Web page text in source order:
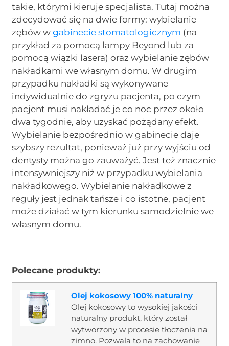
takie, którymi kieruje specjalista. Tutaj można
zdecydować się na dwie formy: wybielanie
zębów wgabinecie stomatologicznym (na
przykład za pomocą lampy Beyond lub za
pomocą wiązki lasera) oraz wybielanie zębów
nakładkami we własnym domu. W drugim
przypadku nakładki są wykonywane
indywidualnie do zgryzu pacjenta, po czym
pacjent musi nakładać je co noc przez około
dwa tygodnie, aby uzyskać pożądany efekt.
Wybielanie bezpośrednio w gabinecie daje
szybszy rezultat, ponieważ już przy wyjściu od
dentysty można go zauważyć. Jest też znacznie
intensywniejszy niż w przypadku wybielania
nakładkowego. Wybielanie nakładkowe z
reguły jest jednak tańsze i co istotne, pacjent
może działać w tym kierunku samodzielnie we
własnym domu.
Polecane produkty:
Olej kokosowy 100% naturalny
Olej kokosowy to wysokiej jakości
naturalny produkt, który został
wytworzony w procesie tłoczenia na
zimno. Pozwala to na zachowanie